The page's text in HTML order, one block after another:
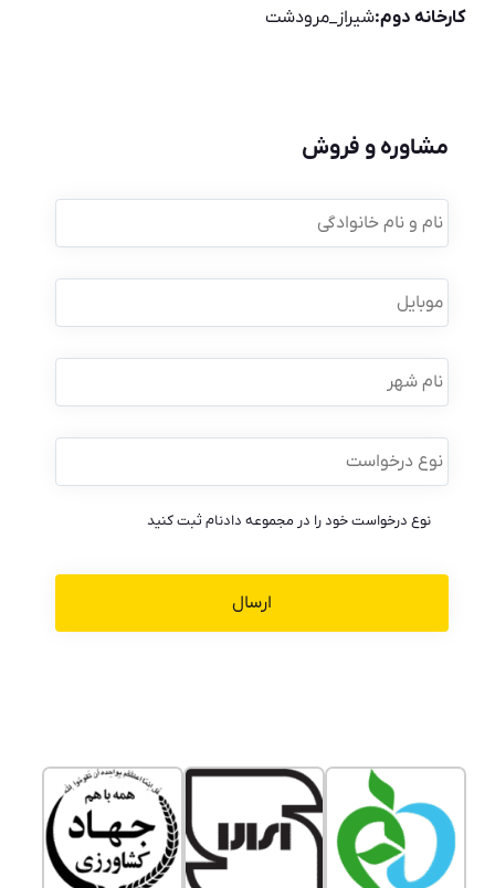
کارخانه دوم:شیراز_مرودشت
مشاوره و فروش
نام
و
نام
موبایل *
نام
شهر
نوع
درخواست *
نوع درخواست خود را در مجموعه دادنام ثبت کنید